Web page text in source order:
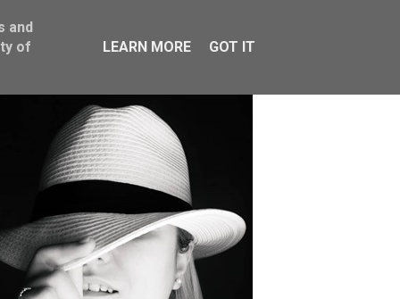
and
of
LEARN MORE GOT IT